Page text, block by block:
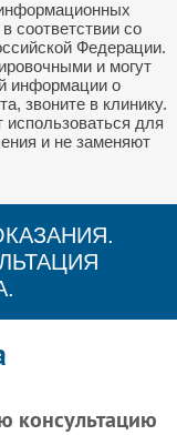
соответствии со
Федерации.
и могут
информации о
звоните в клинику.
для
и не заменяют
консультацию